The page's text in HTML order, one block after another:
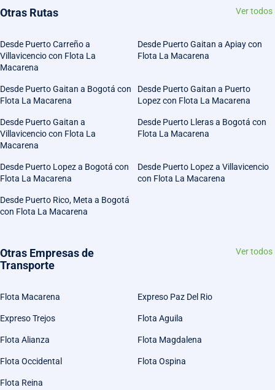
Otras Rutas Ver todos
Desde Puerto Carreño a
Villavicencio con Flota La
Macarena
Desde Puerto Gaitan a Apiay con
Flota La Macarena
Desde Puerto Gaitan a Bogotá con
Flota La Macarena
Desde Puerto Gaitan a Puerto
Lopez con Flota La Macarena
Desde Puerto Gaitan a
Villavicencio con Flota La
Macarena
Desde Puerto Lleras a Bogotá con
Flota La Macarena
Desde Puerto Lopez a Bogotá con
Flota La Macarena
Desde Puerto Lopez a Villavicencio
con Flota La Macarena
Desde Puerto Rico, Meta a Bogotá
con Flota La Macarena
Otras Empresas de
Transporte
Ver todos
Flota Macarena Expreso Paz Del Rio
Expreso Trejos Flota Aguila
Flota Alianza Flota Magdalena
Flota Occidental Flota Ospina
Flota Reina